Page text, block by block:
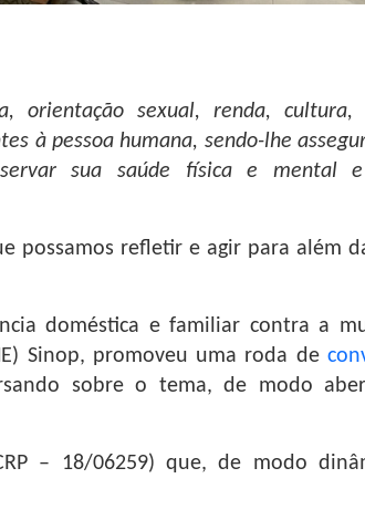
orientação sexual, renda, cultura,
à pessoa humana, sendo-lhe
sua saúde física e mental
possamos refletir e agir para além
doméstica e familiar contra a
Sinop, promoveu uma roda de
sobre o tema, de modo
– 18/06259) que, de modo